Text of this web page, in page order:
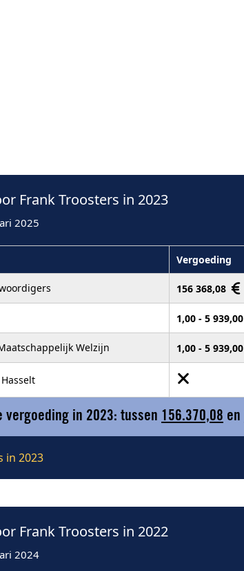
Frank Troosters in 2023
2025
Vergoeding
156 368,08
1,00 - 5 939,00
Welzijn 1,00 - 5 939,00
vergoeding in 2023: tussen 156.370,08 en
in 2023
Frank Troosters in 2022
2024